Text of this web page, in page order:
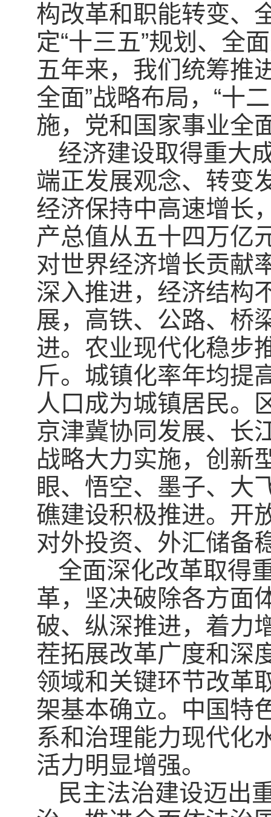
构改革和职能转变、
定“十三五”规划、全
五年来，我们统筹推
全面”战略布局，“十
施，党和国家事业全
经济建设取得重大
端正发展观念、转变
经济保持中高速增长
产总值从五十四万亿
对世界经济增长贡献
深入推进，经济结构
展，高铁、公路、桥
进。农业现代化稳步
斤。城镇化率年均提
人口成为城镇居民。
京津冀协同发展、长
战略大力实施，创新
眼、悟空、墨子、大
礁建设积极推进。开
对外投资、外汇储备
全面深化改革取得
革，坚决破除各方面
破、纵深推进，着力
茬拓展改革广度和深
领域和关键环节改革
架基本确立。中国特
系和治理能力现代化
活力明显增强。
民主法治建设迈出